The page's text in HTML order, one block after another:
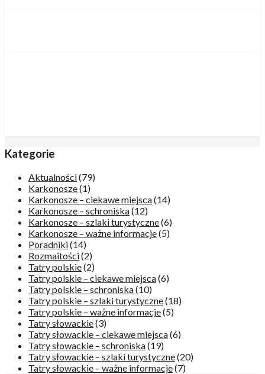
Kategorie
Aktualności(79)
Karkonosze(1)
Karkonosze – ciekawe miejsca(14)
Karkonosze – schroniska(12)
Karkonosze – szlaki turystyczne(6)
Karkonosze – ważne informacje(5)
Poradniki(14)
Rozmaitości(2)
Tatry polskie(2)
Tatry polskie – ciekawe miejsca(6)
Tatry polskie – schroniska(10)
Tatry polskie – szlaki turystyczne(18)
Tatry polskie – ważne informacje(5)
Tatry słowackie(3)
Tatry słowackie – ciekawe miejsca(6)
Tatry słowackie – schroniska(19)
Tatry słowackie – szlaki turystyczne(20)
Tatry słowackie – ważne informacje(7)